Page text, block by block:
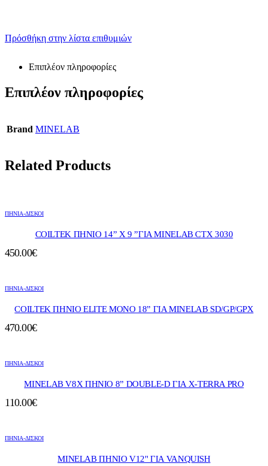
Πρόσθήκη στην λίστα επιθυμιών
Επιπλέον πληροφορίες
Επιπλέον πληροφορίες
Brand MINELAB
Related Products
ΠΗΝΙΑ-ΔΙΣΚΟΙ
COILTEK ΠΗΝΙΟ 14” X 9 ”ΓΙΑ MINELAB CTX 3030
450.00€
ΠΗΝΙΑ-ΔΙΣΚΟΙ
COILTEK ΠΗΝΙΟ ELITE MONO 18” ΓΙΑ MINELAB SD/GP/GPX
470.00€
ΠΗΝΙΑ-ΔΙΣΚΟΙ
MINELAB V8X ΠΗΝΙΟ 8” DOUBLE-D ΓΙΑ X-TERRA PRO
110.00€
ΠΗΝΙΑ-ΔΙΣΚΟΙ
MINELAB ΠΗΝΙΟ V12" ΓΙΑ VANQUISH